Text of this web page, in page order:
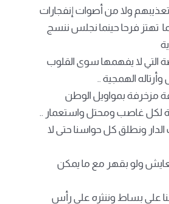
ولا من أصوات إنفجارات
تهتز فرحا حينما نجلس ننسج
التي لا يفهمها سوى القلوب
وأرتاله الهمجية ..
مزخرفة بمواويل الوطن
لكل غاصب ومحتل واستعمار ..
ونطلق كل حواسنا حتى لا
ولو بقهر مع ما يمكن
على بساط وننثره على رأس